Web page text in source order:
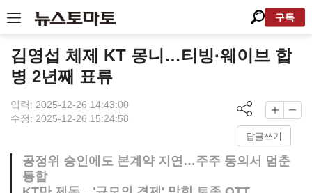
구독
김영섭 체제 KT 몽니…티빙·웨이브 합
병 2년째 표류
입력: 2025-12-26 14:43:00
수정: 2025-12-26 15:24:58
답글쓰기
공정위 승인에도 본계약 지연…주주 동의서 멈춘
통합